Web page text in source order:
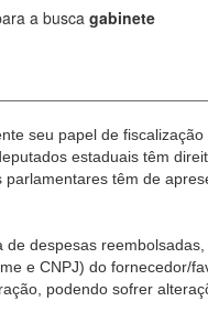
a busca gabinete
seu papel de
estaduais têm
têm de
de despesas
e CNPJ) do fornecedor/
podendo sofrer